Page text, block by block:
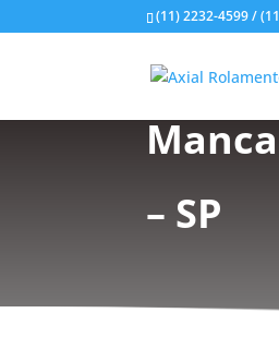
(11) 2232-4599 /
– SP